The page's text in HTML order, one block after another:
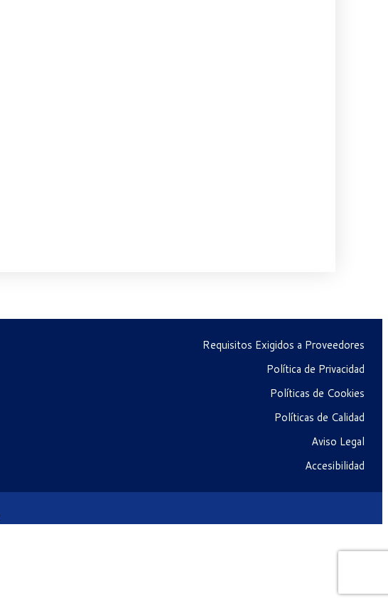
Requisitos Exigidos a Proveedores
Política de Privacidad
Políticas de Cookies
Políticas de Calidad
Aviso Legal
Accesibilidad